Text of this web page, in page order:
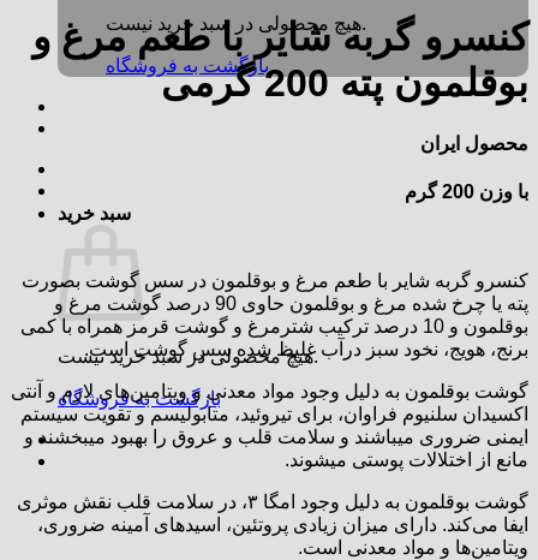
هیچ محصولی در سبد خرید نیست.
بازگشت به فروشگاه
سبد خرید
هیچ محصولی در سبد خرید نیست.
بازگشت به فروشگاه
کنسرو گربه شایر با طعم مرغ و
بوقلمون پته 200 گرمی
محصول ایران
با وزن 200 گرم
کنسرو گربه شایر با طعم مرغ و بوقلمون در سس گوشت بصورت
پته یا چرخ شده مرغ و بوقلمون حاوی 90 درصد گوشت مرغ و
بوقلمون و 10 درصد ترکیب شترمرغ و گوشت قرمز همراه با کمی
برنج، هویج، نخود سبز درآب غلیظ شده سس گوشت است.
گوشت بوقلمون به دلیل وجود مواد معدنی و ویتامین‌های لازم و آنتی
اکسیدان سلنیوم فراوان، برای تیروئید، متابولیسم و تقویت سیستم
ایمنی ضروری میباشند و سلامت قلب و عروق را بهبود میبخشند و
مانع از اختلالات پوستی میشوند.
گوشت بوقلمون به دلیل وجود امگا ۳، در سلامت قلب نقش موثری
ایفا می‌کند. دارای میزان زیادی پروتئین، اسیدهای آمینه ضروری،
ویتامین‌ها و مواد معدنی است.